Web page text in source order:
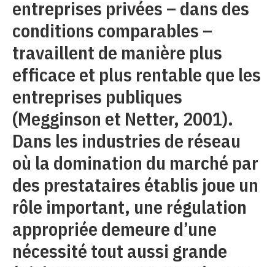
entreprises privées – dans des
conditions comparables –
travaillent de manière plus
efficace et plus rentable que les
entreprises publiques
(Megginson et Netter, 2001).
Dans les industries de réseau
où la domination du marché par
des prestataires établis joue un
rôle important, une régulation
appropriée demeure d’une
nécessité tout aussi grande